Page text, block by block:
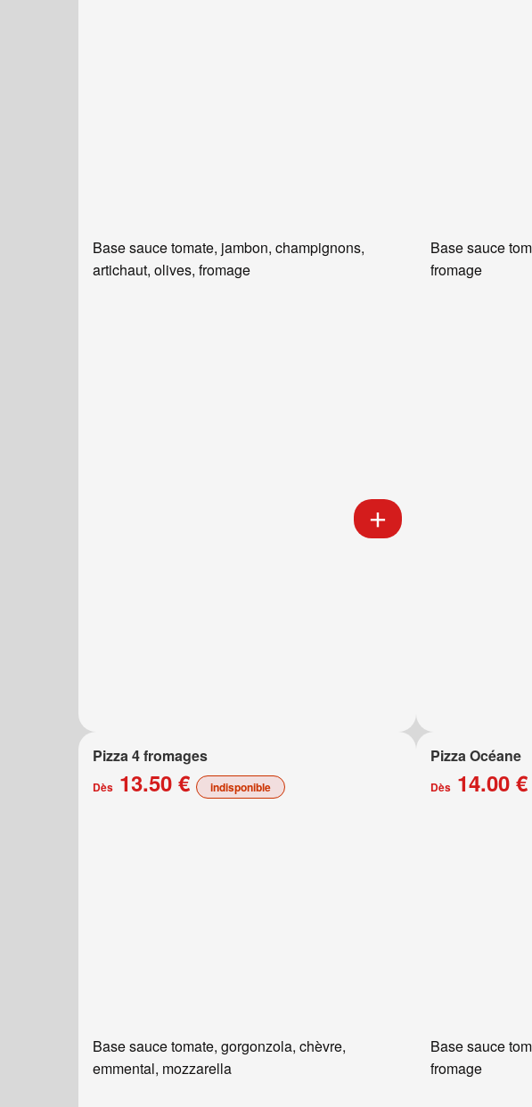
Base sauce tomate, jambon, champignons,
artichaut, olives, fromage
Base sauce
fromage
Pizza 4 fromages
Dès 13.50 € indisponible
Base sauce tomate, gorgonzola, chèvre,
emmental, mozzarella
Pizza Océane
Dès14.00 €
Base sauce
fromage